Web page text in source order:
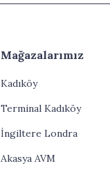
Mağazalarımız
Kadıköy
Terminal Kadıköy
İngiltere Londra
Akasya AVM